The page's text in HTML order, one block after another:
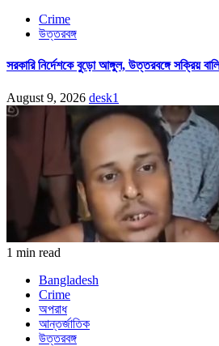
Crime
উত্তরবঙ্গ
সরকারি নির্দেশকে বুড়ো আঙ্গুল, উত্তরবঙ্গে সক্রিয়
August 9, 2026 desk1
1 min read
Bangladesh
Crime
অপরাধ
আন্তর্জাতিক
উত্তরবঙ্গ